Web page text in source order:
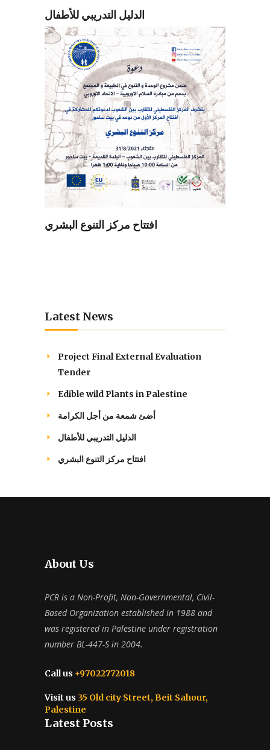
الدليل التدريبي للأطفال
افتتاح مركز التنوع البشري
Latest News
Project Final External Evaluation
Tender
Edible wild Plants in Palestine
أضئ شمعة من أجل الكرامة
الدليل التدريبي للأطفال
افتتاح مركز التنوع البشري
About Us
PCR is a Non-Profit, Non-Governmental, Civil-
Based Organization established in 1988 and
was registered in Palestine under registration
number BL-447-S in 2004.
Call us +97022772018
Visit us 35 Old city Street, Beit Sahour,
Palestine
Latest Posts